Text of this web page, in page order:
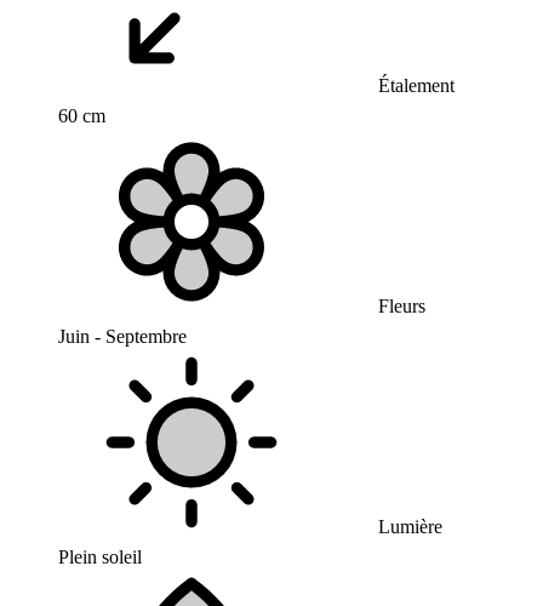
Étalement
60 cm
Fleurs
Juin - Septembre
Lumière
Plein soleil